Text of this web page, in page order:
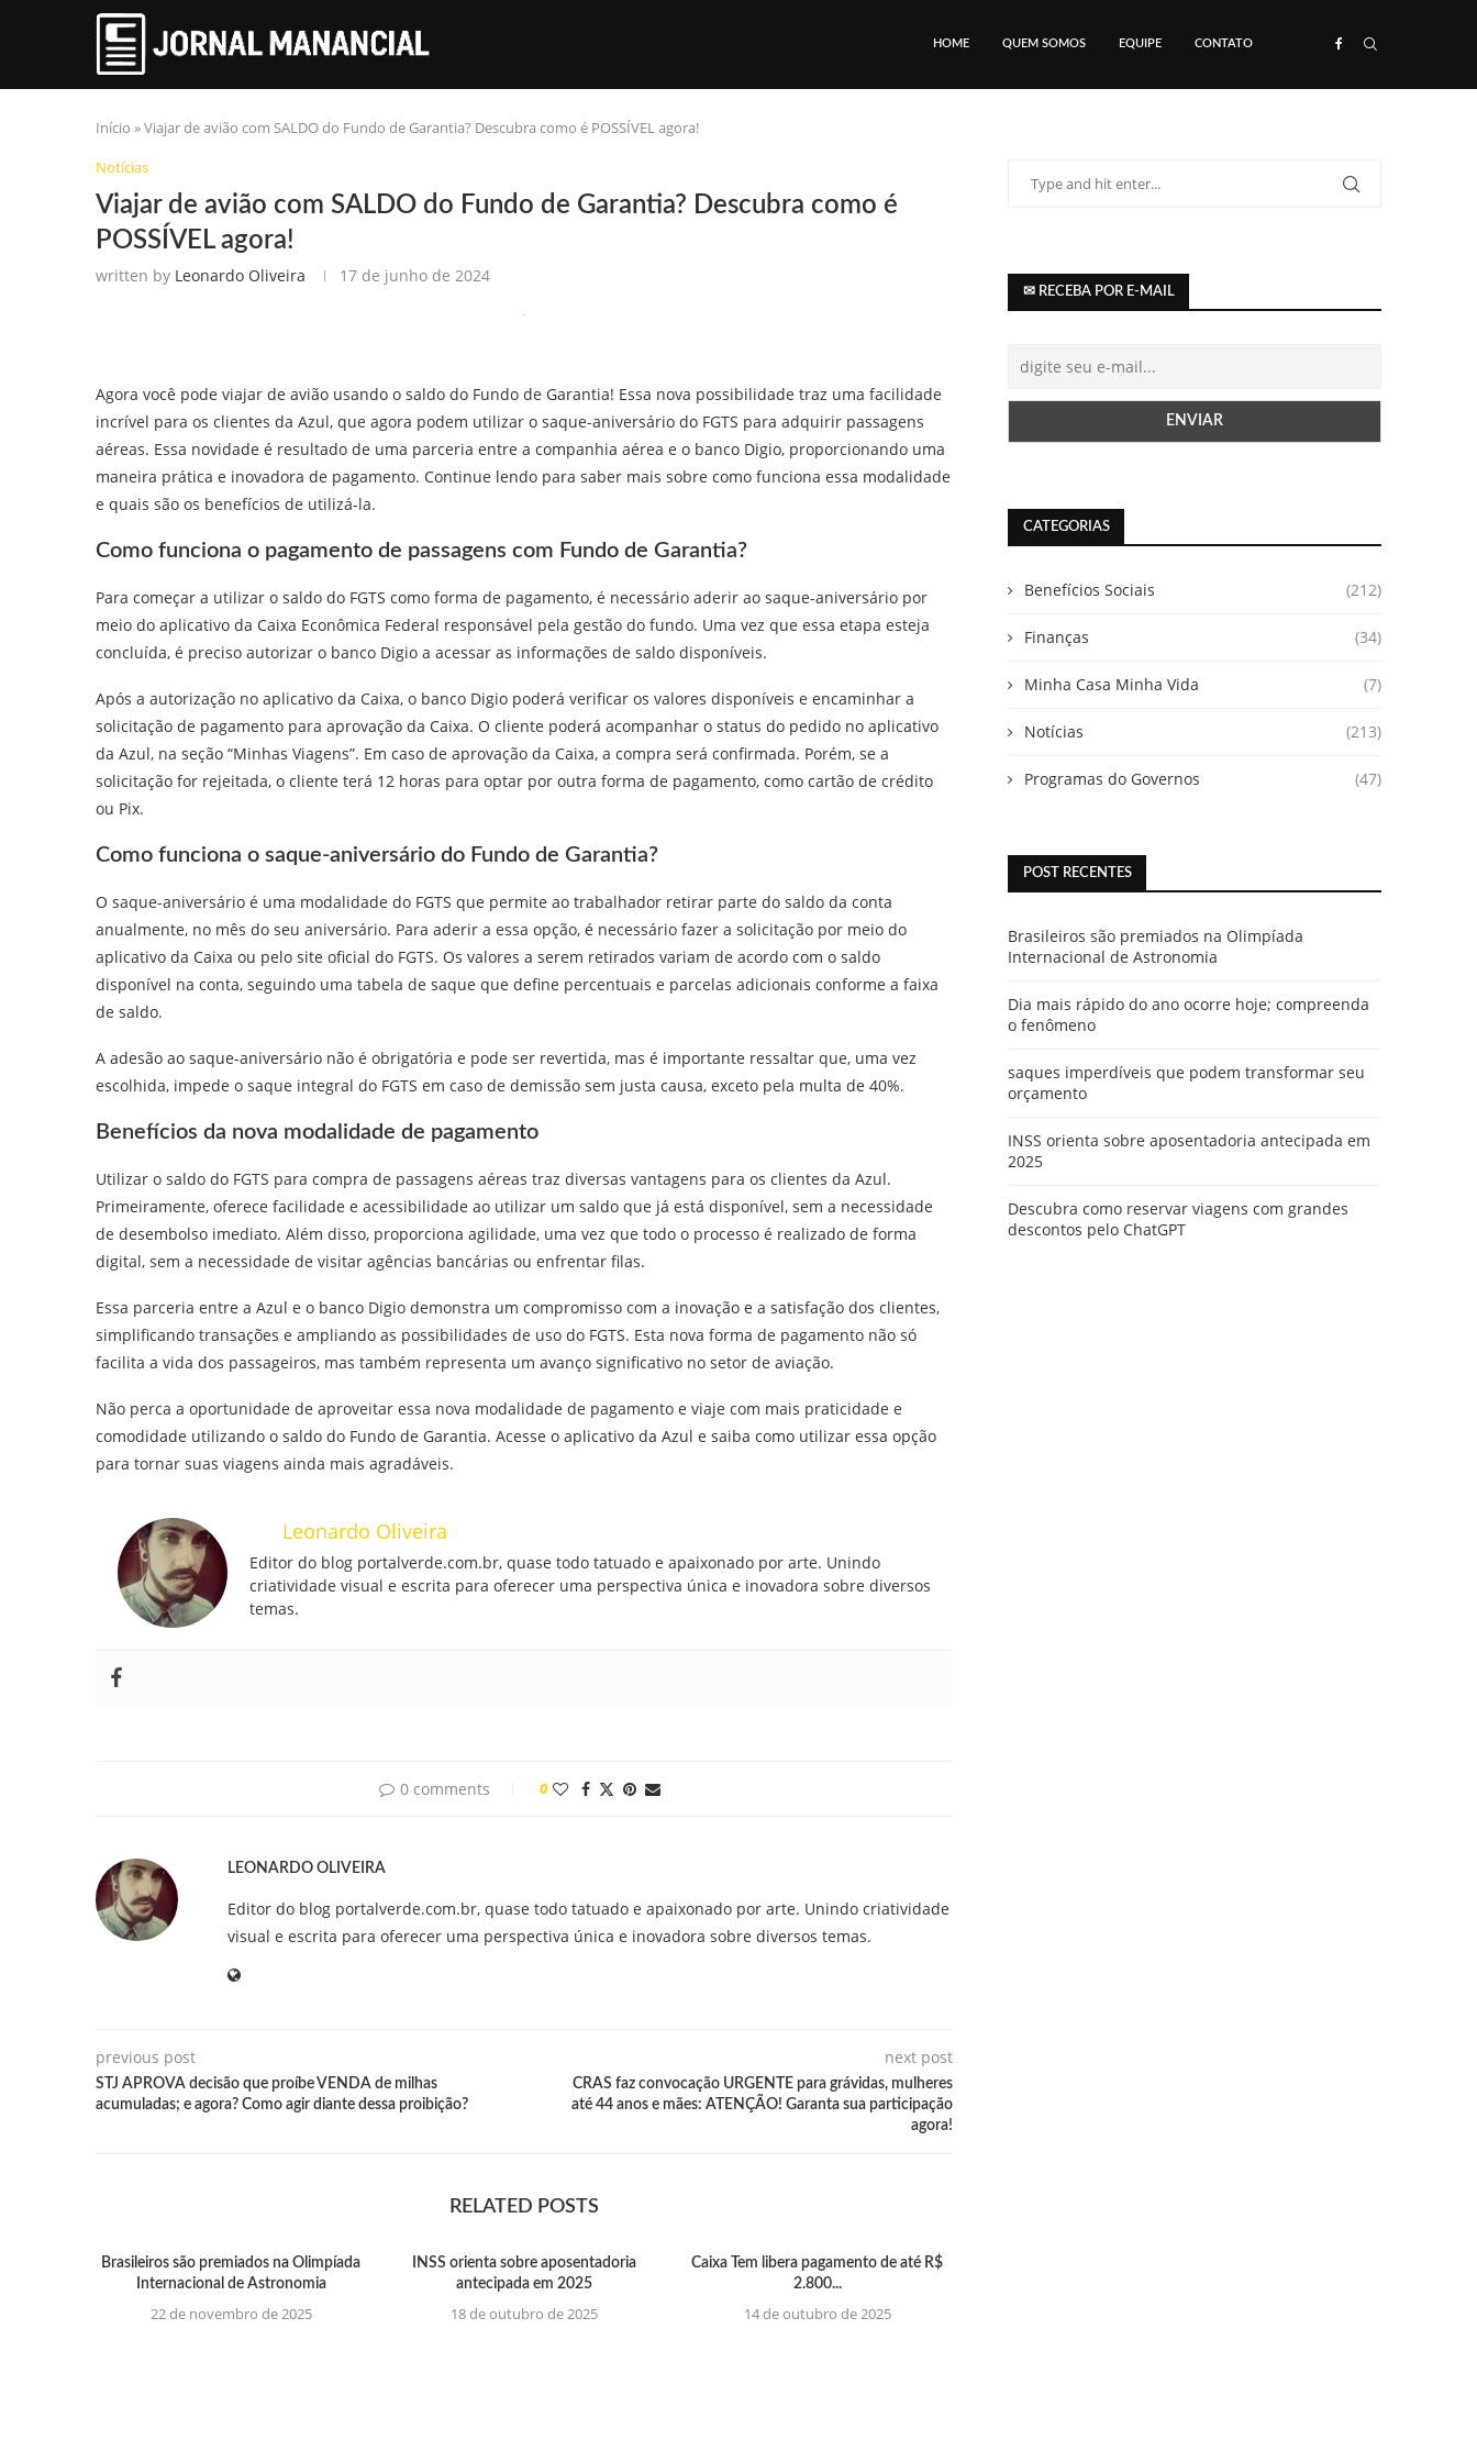
HOME QUEM SOMOS EQUIPE CONTATO
Início »Viajar de avião com SALDO do Fundo de Garantia? Descubra como é POSSÍVEL agora!
Notícias
Viajar de avião com SALDO do Fundo de Garantia? Descubra como é
POSSÍVEL agora!
written by Leonardo Oliveira 17 de junho de 2024
Agora você pode viajar de avião usando o saldo do Fundo de Garantia! Essa nova possibilidade traz uma facilidade
incrível para os clientes da Azul, que agora podem utilizar o saque-aniversário do FGTS para adquirir passagens
aéreas. Essa novidade é resultado de uma parceria entre a companhia aérea e o banco Digio, proporcionando uma
maneira prática e inovadora de pagamento. Continue lendo para saber mais sobre como funciona essa modalidade
e quais são os benefícios de utilizá-la.
Como funciona o pagamento de passagens com Fundo de Garantia?
Para começar a utilizar o saldo do FGTS como forma de pagamento, é necessário aderir ao saque-aniversário por
meio do aplicativo da Caixa Econômica Federal responsável pela gestão do fundo. Uma vez que essa etapa esteja
concluída, é preciso autorizar o banco Digio a acessar as informações de saldo disponíveis.
Após a autorização no aplicativo da Caixa, o banco Digio poderá verificar os valores disponíveis e encaminhar a
solicitação de pagamento para aprovação da Caixa. O cliente poderá acompanhar o status do pedido no aplicativo
da Azul, na seção “Minhas Viagens”. Em caso de aprovação da Caixa, a compra será confirmada. Porém, se a
solicitação for rejeitada, o cliente terá 12 horas para optar por outra forma de pagamento, como cartão de crédito
ou Pix.
Como funciona o saque-aniversário do Fundo de Garantia?
O saque-aniversário é uma modalidade do FGTS que permite ao trabalhador retirar parte do saldo da conta
anualmente, no mês do seu aniversário. Para aderir a essa opção, é necessário fazer a solicitação por meio do
aplicativo da Caixa ou pelo site oficial do FGTS. Os valores a serem retirados variam de acordo com o saldo
disponível na conta, seguindo uma tabela de saque que define percentuais e parcelas adicionais conforme a faixa
de saldo.
A adesão ao saque-aniversário não é obrigatória e pode ser revertida, mas é importante ressaltar que, uma vez
escolhida, impede o saque integral do FGTS em caso de demissão sem justa causa, exceto pela multa de 40%.
Benefícios da nova modalidade de pagamento
Utilizar o saldo do FGTS para compra de passagens aéreas traz diversas vantagens para os clientes da Azul.
Primeiramente, oferece facilidade e acessibilidade ao utilizar um saldo que já está disponível, sem a necessidade
de desembolso imediato. Além disso, proporciona agilidade, uma vez que todo o processo é realizado de forma
digital, sem a necessidade de visitar agências bancárias ou enfrentar filas.
Essa parceria entre a Azul e o banco Digio demonstra um compromisso com a inovação e a satisfação dos clientes,
simplificando transações e ampliando as possibilidades de uso do FGTS. Esta nova forma de pagamento não só
facilita a vida dos passageiros, mas também representa um avanço significativo no setor de aviação.
Não perca a oportunidade de aproveitar essa nova modalidade de pagamento e viaje com mais praticidade e
comodidade utilizando o saldo do Fundo de Garantia. Acesse o aplicativo da Azul e saiba como utilizar essa opção
para tornar suas viagens ainda mais agradáveis.
Leonardo Oliveira
Editor do blog portalverde.com.br, quase todo tatuado e apaixonado por arte. Unindo
criatividade visual e escrita para oferecer uma perspectiva única e inovadora sobre diversos
temas.
0 comments 0
LEONARDO OLIVEIRA
Editor do blog portalverde.com.br, quase todo tatuado e apaixonado por arte. Unindo criatividade
visual e escrita para oferecer uma perspectiva única e inovadora sobre diversos temas.
previous post
STJ APROVA decisão que proíbe VENDA de milhas
acumuladas; e agora? Como agir diante dessa proibição?
next post
CRAS faz convocação URGENTE para grávidas, mulheres
até 44 anos e mães: ATENÇÃO! Garanta sua participação
agora!
RELATED POSTS
Brasileiros são premiados na Olimpíada
Internacional de Astronomia
22 de novembro de 2025
INSS orienta sobre aposentadoria
antecipada em 2025
18 de outubro de 2025
Caixa Tem libera pagamento de até R$
2.800...
14 de outubro de 2025
✉ RECEBA POR E-MAIL
CATEGORIAS
Benefícios Sociais (212)
Finanças (34)
Minha Casa Minha Vida (7)
Notícias (213)
Programas do Governos (47)
POST RECENTES
Brasileiros são premiados na Olimpíada
Internacional de Astronomia
Dia mais rápido do ano ocorre hoje; compreenda
o fenômeno
saques imperdíveis que podem transformar seu
orçamento
INSS orienta sobre aposentadoria antecipada em
2025
Descubra como reservar viagens com grandes
descontos pelo ChatGPT